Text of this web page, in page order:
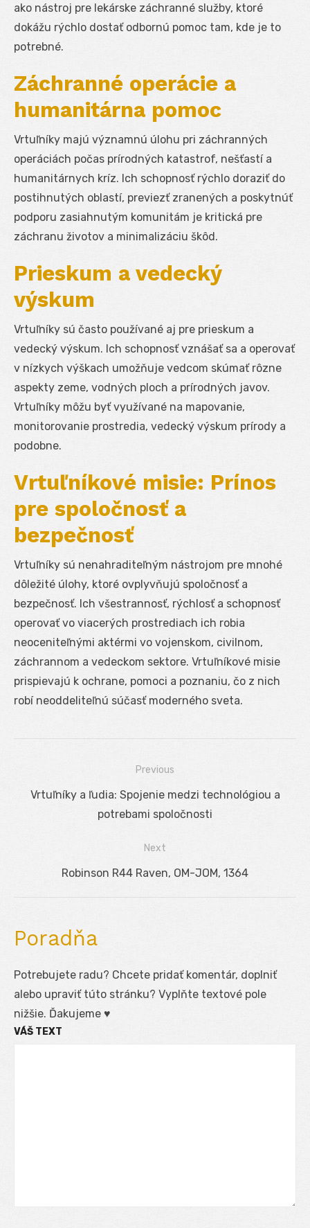
ako nástroj pre lekárske záchranné služby, ktoré
dokážu rýchlo dostať odbornú pomoc tam, kde je to
potrebné.
Záchranné operácie a
humanitárna pomoc
Vrtuľníky majú významnú úlohu pri záchranných
operáciách počas prírodných katastrof, nešťastí a
humanitárnych kríz. Ich schopnosť rýchlo doraziť do
postihnutých oblastí, previezť zranených a poskytnúť
podporu zasiahnutým komunitám je kritická pre
záchranu životov a minimalizáciu škôd.
Prieskum a vedecký
výskum
Vrtuľníky sú často používané aj pre prieskum a
vedecký výskum. Ich schopnosť vznášať sa a operovať
v nízkych výškach umožňuje vedcom skúmať rôzne
aspekty zeme, vodných ploch a prírodných javov.
Vrtuľníky môžu byť využívané na mapovanie,
monitorovanie prostredia, vedecký výskum prírody a
podobne.
Vrtuľníkové misie: Prínos
pre spoločnosť a
bezpečnosť
Vrtuľníky sú nenahraditeľným nástrojom pre mnohé
dôležité úlohy, ktoré ovplyvňujú spoločnosť a
bezpečnosť. Ich všestrannosť, rýchlosť a schopnosť
operovať vo viacerých prostrediach ich robia
neoceniteľnými aktérmi vo vojenskom, civilnom,
záchrannom a vedeckom sektore. Vrtuľníkové misie
prispievajú k ochrane, pomoci a poznaniu, čo z nich
robí neoddeliteľnú súčasť moderného sveta.
Navigácia
Previous
Previous
Vrtuľníky a ľudia: Spojenie medzi technológiou a
potrebami spoločnosti
Next
Next
Robinson R44 Raven, OM-JOM, 1364
Poradňa
Potrebujete radu? Chcete pridať komentár, doplniť
alebo upraviť túto stránku? Vyplňte textové pole
nižšie. Ďakujeme ♥
VÁŠ TEXT